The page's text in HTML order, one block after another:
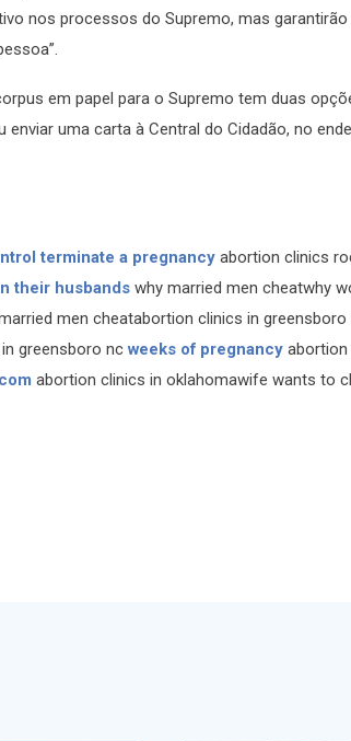
nos processos do Supremo, mas
em papel para o Supremo tem duas
uma carta à Central do Cidadão, no
terminate a pregnancy abortion clinics
their husbands why married men cheatwhy
men cheatabortion clinics in greensboro
greensboro nc weeks of pregnancy
abortion clinics in oklahomawife wants to